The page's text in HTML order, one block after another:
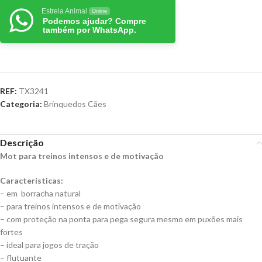
Estrela Animal Online
Podemos ajudar? Compre
também por WhatsApp.
REF: TX3241
Categoria: Brinquedos Cães
Descrição
Mot para treinos intensos e de motivação
Características:
– em borracha natural
– para treinos intensos e de motivação
– com proteção na ponta para pega segura mesmo em puxões mais
fortes
– ideal para jogos de tração
– flutuante